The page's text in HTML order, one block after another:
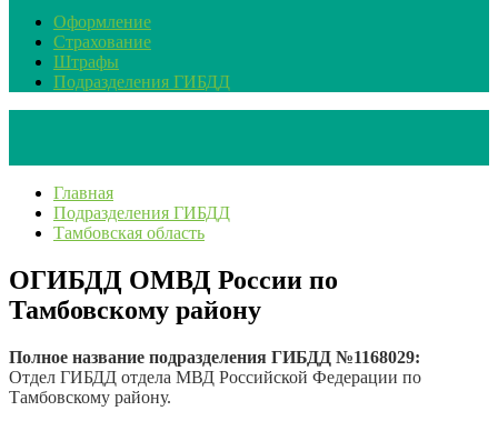
Оформление
Страхование
Штрафы
Подразделения ГИБДД
Главная
Подразделения ГИБДД
Тамбовская область
ОГИБДД ОМВД России по
Тамбовскому району
Полное название подразделения ГИБДД №1168029:
Отдел ГИБДД отдела МВД Российской Федерации по
Тамбовскому району.